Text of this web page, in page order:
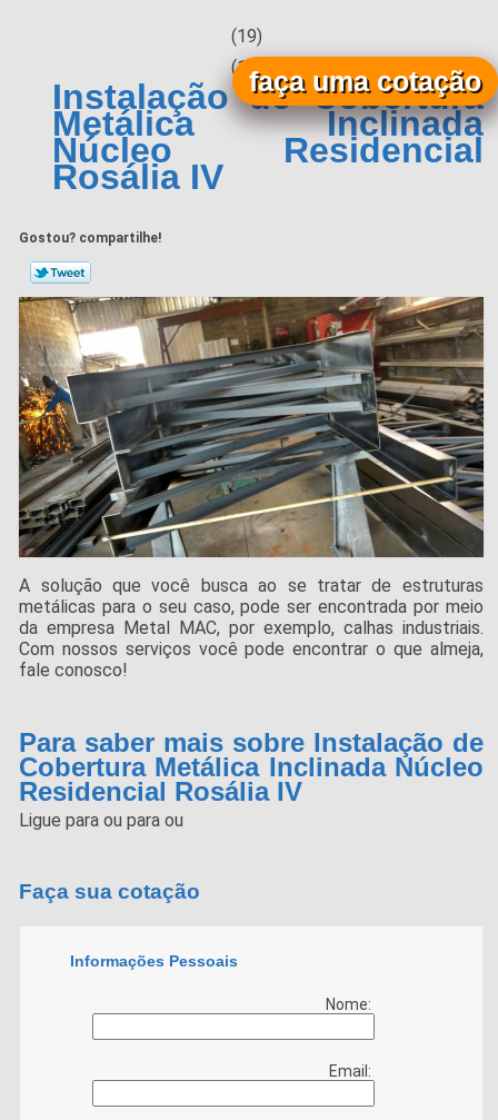
(19)
(19)
Instalação de Cobertura
Metálica Inclinada
Núcleo Residencial
Rosália IV
Gostou? compartilhe!
A solução que você busca ao se tratar de estruturas
metálicas para o seu caso, pode ser encontrada por meio
da empresa Metal MAC, por exemplo, calhas industriais.
Com nossos serviços você pode encontrar o que almeja,
fale conosco!
Para saber mais sobre Instalação de
Cobertura Metálica Inclinada Núcleo
Residencial Rosália IV
Ligue paraou paraou
faça uma cotação
Faça sua cotação
Informações Pessoais
Nome:
Email: